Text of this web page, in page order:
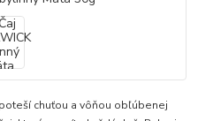
chuťou a vôňou obľúbenej